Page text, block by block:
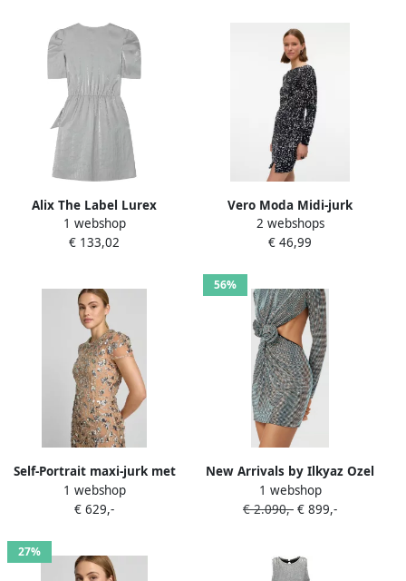
Alix The Label Lurex
Wikkeljurk Gray Dames
1 webshop
€ 133,02
Vero Moda Midi-jurk
VMBELLA LS SHORT SQ
DRESS JRS GA Partyjurk
2 webshops
€ 46,99
Self-Portrait maxi-jurk met
all-over siersteentjes
1 webshop
€ 629,-
56%
New Arrivals by Ilkyaz Ozel
Cocktailjurk met
siersteentjes
1 webshop
€ 2.090,- € 899,-
27%